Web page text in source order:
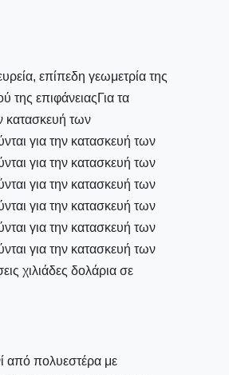
επίπεδη γεωμετρία της
της επιφάνειαςΓια τα
κατασκευή των
για την κατασκευή των
για την κατασκευή των
για την κατασκευή των
για την κατασκευή των
για την κατασκευή των
για την κατασκευή των
χιλιάδες δολάρια σε
από πολυεστέρα με